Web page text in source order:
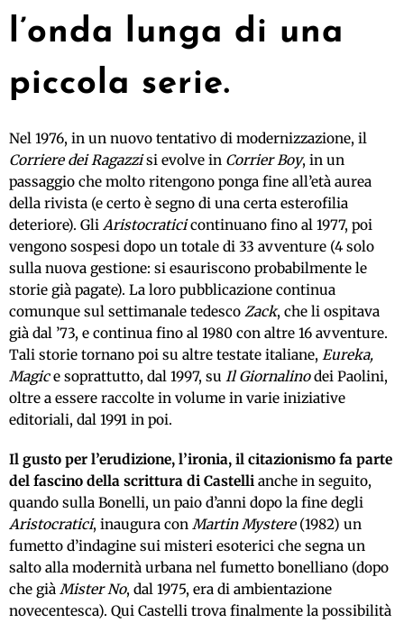
l’onda lunga di una
piccola serie.
Nel 1976, in un nuovo tentativo di modernizzazione, il
Corriere dei Ragazzisi evolve in Corrier Boy, in un
passaggio che molto ritengono ponga fine all’età aurea
della rivista (e certo è segno di una certa esterofilia
deteriore). Gli Aristocraticicontinuano fino al 1977, poi
vengono sospesi dopo un totale di 33 avventure (4 solo
sulla nuova gestione: si esauriscono probabilmente le
storie già pagate). La loro pubblicazione continua
comunque sul settimanale tedesco Zack, che li ospitava
già dal ’73, e continua fino al 1980 con altre 16 avventure.
Tali storie tornano poi su altre testate italiane, Eureka,
Magice soprattutto, dal 1997, su Il Giornalinodei Paolini,
oltre a essere raccolte in volume in varie iniziative
editoriali, dal 1991 in poi.
Il gusto per l’erudizione, l’ironia, il citazionismo fa parte
del fascino della scrittura di Castelli anche in seguito,
quando sulla Bonelli, un paio d’anni dopo la fine degli
Aristocratici, inaugura con Martin Mystere(1982) un
fumetto d’indagine sui misteri esoterici che segna un
salto alla modernità urbana nel fumetto bonelliano (dopo
che già Mister No, dal 1975, era di ambientazione
novecentesca). Qui Castelli trova finalmente la possibilità